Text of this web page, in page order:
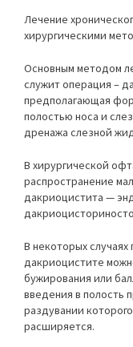
Лечение
хирургическими
Основным методом
служит операция –
предполагающая
полостью носа и
дренажа слезной
В хирургической
распространение
дакриоцистита —
В некоторых случаях
дакриоцистите
бужирования или
введения в полость
раздувании
расширяется.